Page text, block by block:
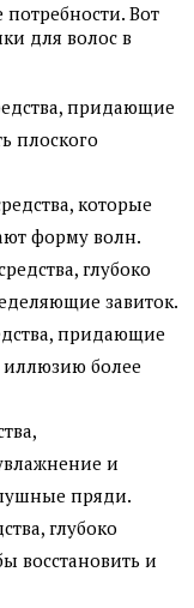
Вот
для волос в
придающие
плоского
которые
форму волн.
глубоко
завиток.
придающие
иллюзию более
и
пряди.
глубоко
восстановить и